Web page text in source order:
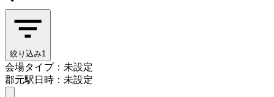
絞り込み1
会場タイプ：未設定
郡元駅日時：未設定